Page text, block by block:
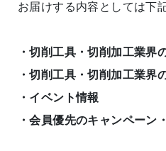
お届けする内容としては下
・切削工具・切削加工業界
・切削工具・切削加工業界
・イベント情報
・会員優先のキャンペーン